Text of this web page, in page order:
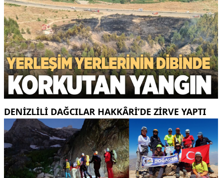
DENIZLILI DAĞCILAR HAKKÂRI’DE ZIRVE YAPTI